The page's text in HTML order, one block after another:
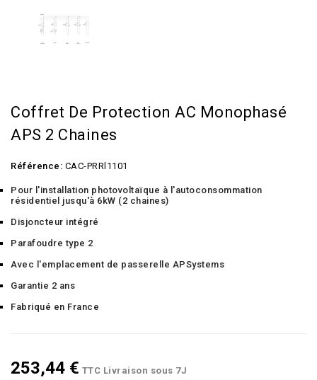
Coffret De Protection AC Monophasé
APS 2 Chaines
Référence: CAC-PRRl1101
Pour l'installation photovoltaïque à l'autoconsommation
résidentiel jusqu'à 6kW (2 chaines)
Disjoncteur intégré
Parafoudre type 2
Avec l'emplacement de passerelle APSystems
Garantie 2 ans
Fabriqué en France
253,44 € TTC Livraison sous 7J